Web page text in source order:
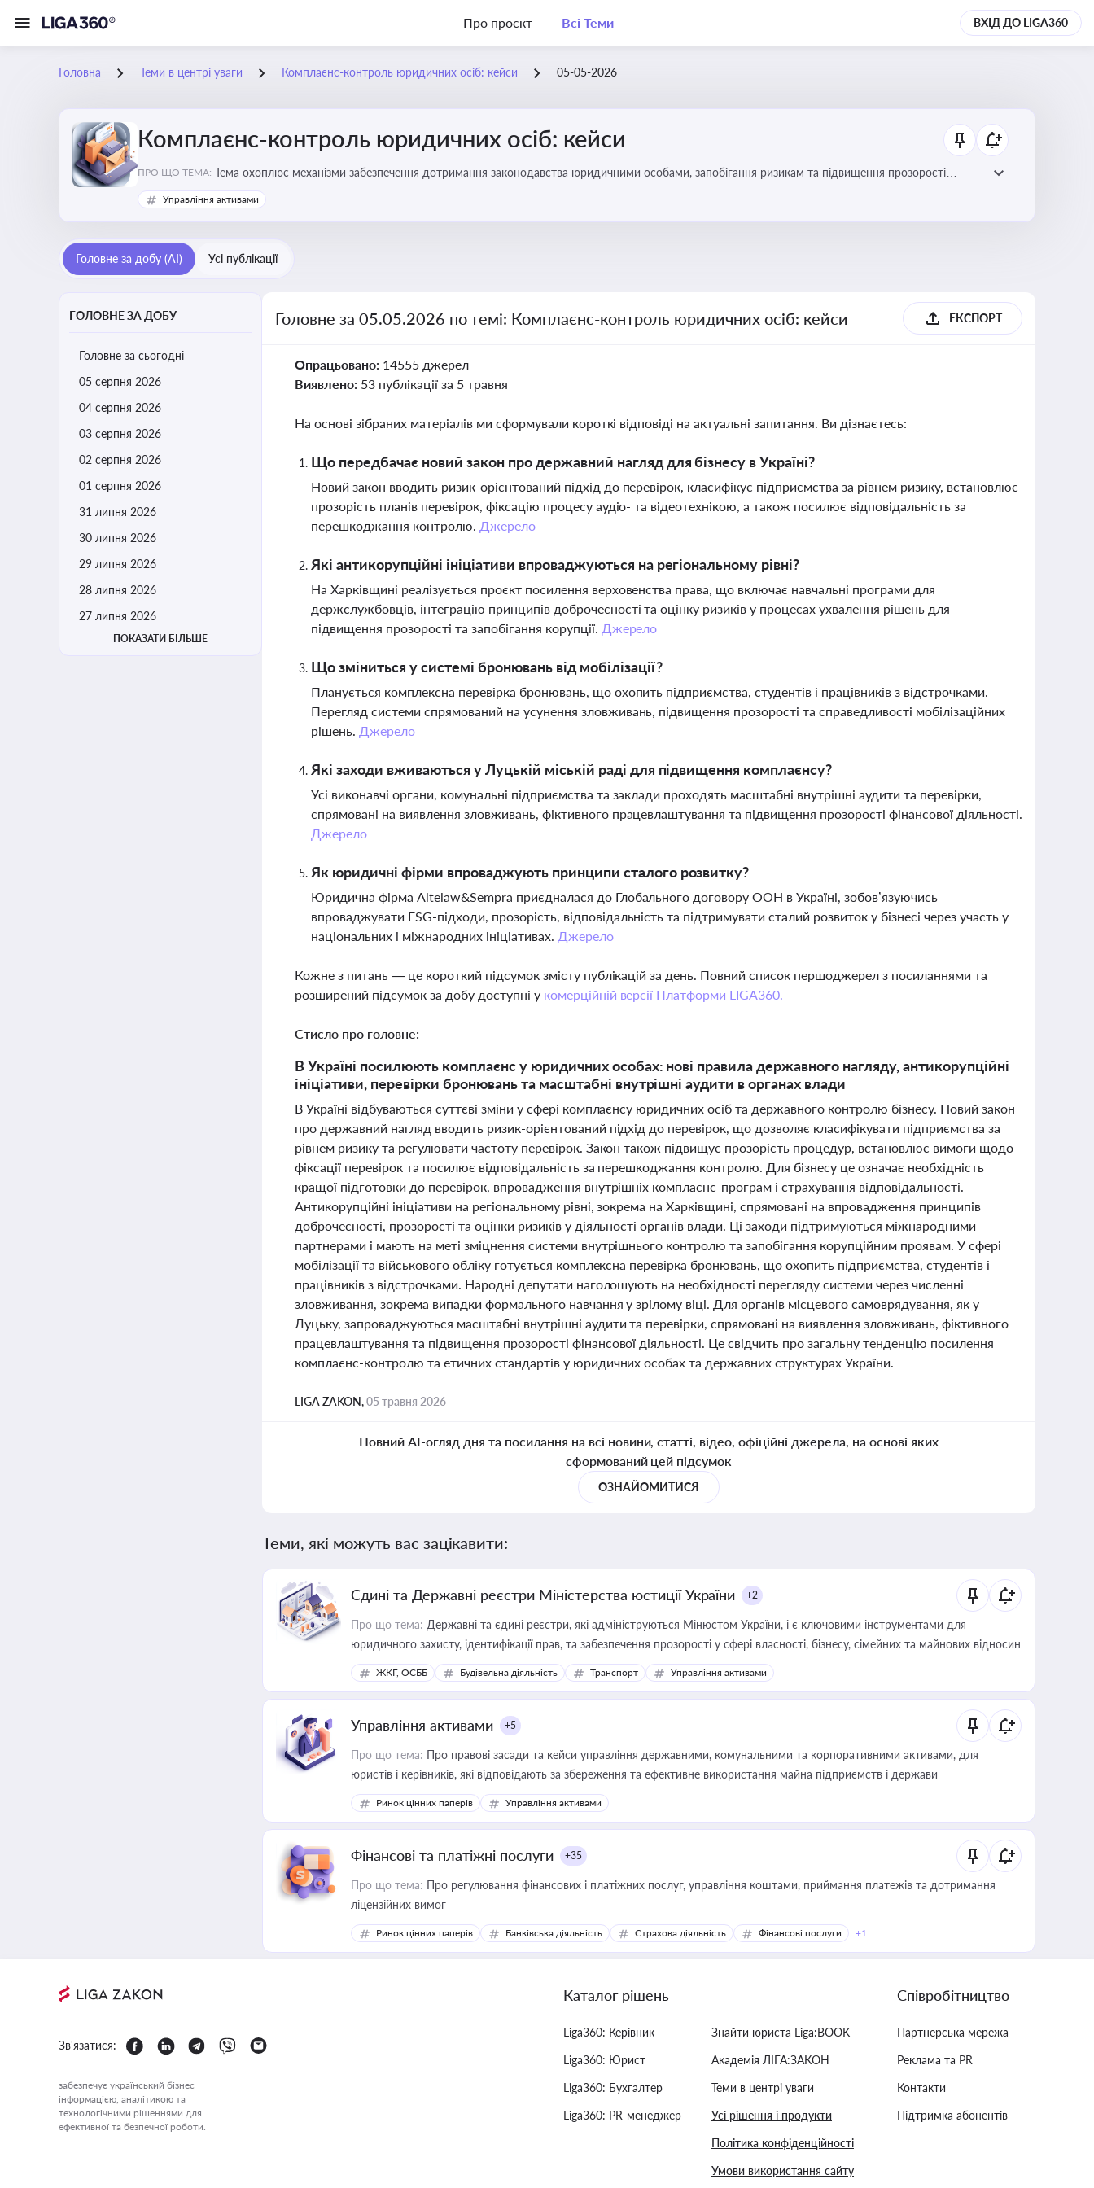
Про проєкт Всі Теми ВХІД ДО LIGA360
Головна Теми в центрі уваги Комплаєнс-контроль юридичних осіб: кейси 05-05-2026
Комплаєнс-контроль юридичних осіб: кейси
ПРО ЩО ТЕМА: Тема охоплює механізми забезпечення дотримання законодавства юридичними особами, запобігання ризикам та підвищення прозорості
діяльності
Управління активами
Головне за добу (AI) Усі публікації
ГОЛОВНЕ ЗА ДОБУ
Головне за сьогодні
05 серпня 2026
04 серпня 2026
03 серпня 2026
02 серпня 2026
01 серпня 2026
31 липня 2026
30 липня 2026
29 липня 2026
28 липня 2026
27 липня 2026
ПОКАЗАТИ БІЛЬШЕ
Головне за 05.05.2026 по темі: Комплаєнс-контроль юридичних осіб: кейси ЕКСПОРТ
Опрацьовано: 14555 джерел
Виявлено: 53 публікації за 5 травня
На основі зібраних матеріалів ми сформували короткі відповіді на актуальні запитання. Ви дізнаєтесь:
Що передбачає новий закон про державний нагляд для бізнесу в Україні?
Новий закон вводить ризик-орієнтований підхід до перевірок, класифікує підприємства за рівнем ризику, встановлює
прозорість планів перевірок, фіксацію процесу аудіо- та відеотехнікою, а також посилює відповідальність за
перешкоджання контролю. Джерело
Які антикорупційні ініціативи впроваджуються на регіональному рівні?
На Харківщині реалізується проєкт посилення верховенства права, що включає навчальні програми для
держслужбовців, інтеграцію принципів доброчесності та оцінку ризиків у процесах ухвалення рішень для
підвищення прозорості та запобігання корупції. Джерело
Що зміниться у системі бронювань від мобілізації?
Планується комплексна перевірка бронювань, що охопить підприємства, студентів і працівників з відстрочками.
Перегляд системи спрямований на усунення зловживань, підвищення прозорості та справедливості мобілізаційних
рішень. Джерело
Які заходи вживаються у Луцькій міській раді для підвищення комплаєнсу?
Усі виконавчі органи, комунальні підприємства та заклади проходять масштабні внутрішні аудити та перевірки,
спрямовані на виявлення зловживань, фіктивного працевлаштування та підвищення прозорості фінансової діяльності.
Джерело
Як юридичні фірми впроваджують принципи сталого розвитку?
Юридична фірма Altelaw&Sempra приєдналася до Глобального договору ООН в Україні, зобов’язуючись
впроваджувати ESG-підходи, прозорість, відповідальність та підтримувати сталий розвиток у бізнесі через участь у
національних і міжнародних ініціативах. Джерело
Кожне з питань — це короткий підсумок змісту публікацій за день. Повний список першоджерел з посиланнями та
розширений підсумок за добу доступні у комерційній версії Платформи LIGA360.
Стисло про головне:
В Україні посилюють комплаєнс у юридичних особах: нові правила державного нагляду, антикорупційні
ініціативи, перевірки бронювань та масштабні внутрішні аудити в органах влади
В Україні відбуваються суттєві зміни у сфері комплаєнсу юридичних осіб та державного контролю бізнесу. Новий закон
про державний нагляд вводить ризик-орієнтований підхід до перевірок, що дозволяє класифікувати підприємства за
рівнем ризику та регулювати частоту перевірок. Закон також підвищує прозорість процедур, встановлює вимоги щодо
фіксації перевірок та посилює відповідальність за перешкоджання контролю. Для бізнесу це означає необхідність
кращої підготовки до перевірок, впровадження внутрішніх комплаєнс-програм і страхування відповідальності.
Антикорупційні ініціативи на регіональному рівні, зокрема на Харківщині, спрямовані на впровадження принципів
доброчесності, прозорості та оцінки ризиків у діяльності органів влади. Ці заходи підтримуються міжнародними
партнерами і мають на меті зміцнення системи внутрішнього контролю та запобігання корупційним проявам. У сфері
мобілізації та військового обліку готується комплексна перевірка бронювань, що охопить підприємства, студентів і
працівників з відстрочками. Народні депутати наголошують на необхідності перегляду системи через численні
зловживання, зокрема випадки формального навчання у зрілому віці. Для органів місцевого самоврядування, як у
Луцьку, запроваджуються масштабні внутрішні аудити та перевірки, спрямовані на виявлення зловживань, фіктивного
працевлаштування та підвищення прозорості фінансової діяльності. Це свідчить про загальну тенденцію посилення
комплаєнс-контролю та етичних стандартів у юридичних особах та державних структурах України.
LIGA ZAKON,05 травня 2026
Повний AI-огляд дня та посилання на всі новини, статті, відео, офіційні джерела, на основі яких
сформований цей підсумок
ОЗНАЙОМИТИСЯ
Теми, які можуть вас зацікавити:
Єдині та Державні реєстри Міністерства юстиції України +2
Про що тема: Державні та єдині реєстри, які адмініструються Мінюстом України, і є ключовими інструментами для
юридичного захисту, ідентифікації прав, та забезпечення прозорості у сфері власності, бізнесу, сімейних та майнових відносин
ЖКГ, ОСББ Будівельна діяльність Транспорт Управління активами
Управління активами +5
Про що тема: Про правові засади та кейси управління державними, комунальними та корпоративними активами, для
юристів і керівників, які відповідають за збереження та ефективне використання майна підприємств і держави
Ринок цінних паперів Управління активами
Фінансові та платіжні послуги +35
Про що тема: Про регулювання фінансових і платіжних послуг, управління коштами, приймання платежів та дотримання
ліцензійних вимог
Ринок цінних паперів Банківська діяльність Страхова діяльність Фінансові послуги +1
Зв'язатися:
забезпечує український бізнес
інформацією, аналітикою та
технологічними рішеннями для
ефективної та безпечної роботи.
Каталог рішень
Liga360: Керівник
Liga360: Юрист
Liga360: Бухгалтер
Liga360: PR-менеджер
Знайти юриста Liga:BOOK
Академія ЛІГА:ЗАКОН
Теми в центрі уваги
Усі рішення і продукти
Політика конфіденційності
Умови використання сайту
Співробітництво
Партнерська мережа
Реклама та PR
Контакти
Підтримка абонентів